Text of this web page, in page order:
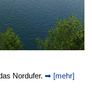
Nordufer. ➡ [mehr]